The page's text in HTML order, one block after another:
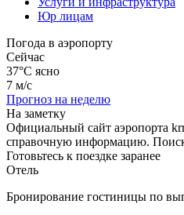
Юр лицам
Погода в аэропорту
Сейчас
37°C ясно
7 м/с
Прогноз на неделю
На заметку
Официальный сайт аэропорта
справочную информацию. Поиск
Готовьтесь к поездке заранее
Отель
Бронирование гостиницы по